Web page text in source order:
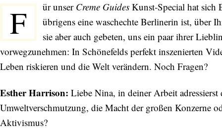
F ür unser Creme Guides Kunst-Special hat sich
übrigens eine waschechte Berlinerin ist, über
sie aber auch gebeten, uns ein paar ihrer
vorwegzunehmen: In Schönefelds perfekt inszenierten
Leben riskieren und die Welt verändern. Noch Fragen?
Esther Harrison: Liebe Nina, in deiner Arbeit
Umweltverschmutzung, die Macht der großen Konzerne
Aktivismus?